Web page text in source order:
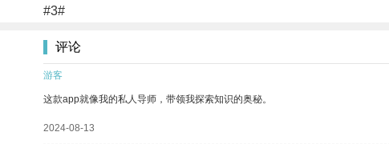
#3#
评论
游客
这款app就像我的私人导师，带领我探索知识的奥秘。
2024-08-13